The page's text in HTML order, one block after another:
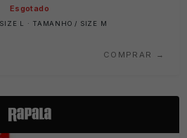
Esgotado
L · TAMANHO / SIZE M
COMPRAR